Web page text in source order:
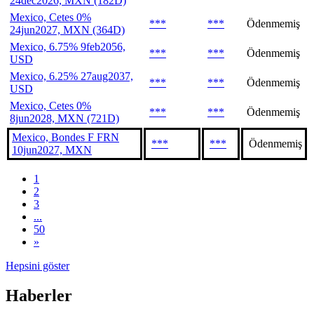
Mexico, Cetes 0%
24jun2027, MXN (364D)
*** ***
Ödenmemiş
Mexico, 6.75% 9feb2056,
USD
*** ***
Ödenmemiş
Mexico, 6.25% 27aug2037,
USD
*** ***
Ödenmemiş
Mexico, Cetes 0%
8jun2028, MXN (721D)
*** *** Ödenmemiş
Mexico, Bondes F FRN
10jun2027, MXN
*** *** Ödenmemiş
1
2
3
...
50
»
Hepsini göster
Haberler